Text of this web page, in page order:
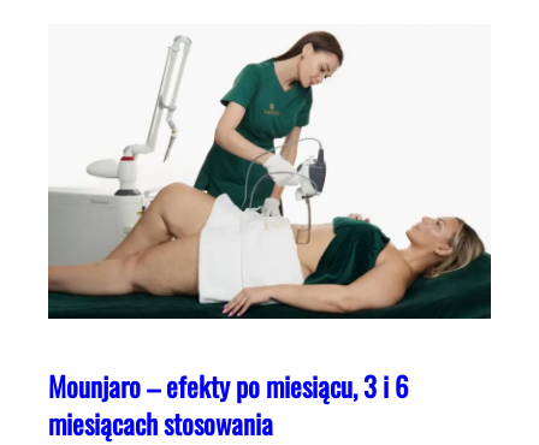
Mounjaro – efekty po miesiącu, 3 i 6
miesiącach stosowania